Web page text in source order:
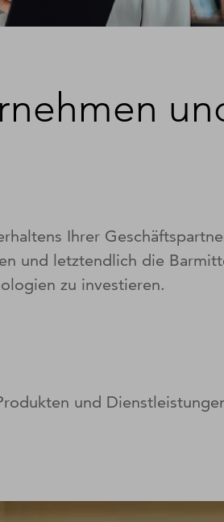
Ihrer
und letztendlich die
zu investieren.
und